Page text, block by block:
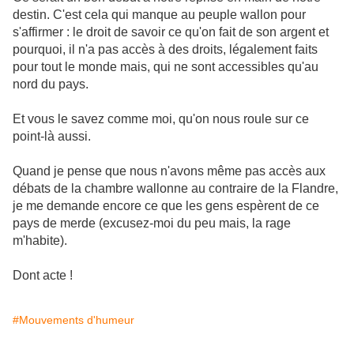
destin. C'est cela qui manque au peuple wallon pour
s'affirmer : le droit de savoir ce qu'on fait de son argent et
pourquoi, il n'a pas accès à des droits, légalement faits
pour tout le monde mais, qui ne sont accessibles qu'au
nord du pays.
Et vous le savez comme moi, qu'on nous roule sur ce
point-là aussi.
Quand je pense que nous n'avons même pas accès aux
débats de la chambre wallonne au contraire de la Flandre,
je me demande encore ce que les gens espèrent de ce
pays de merde (excusez-moi du peu mais, la rage
m'habite).
Dont acte !
#Mouvements d'humeur